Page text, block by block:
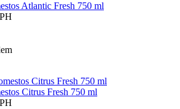
Atlantic Fresh 750 ml
Citrus Fresh 750 ml